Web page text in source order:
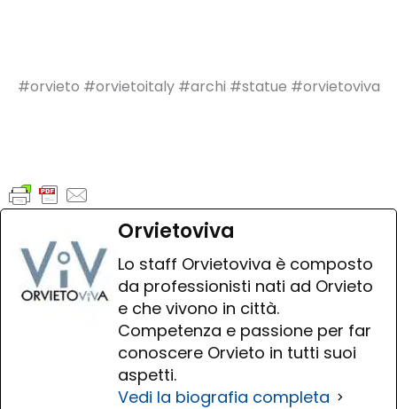
#orvieto #orvietoitaly #archi #statue #orvietoviva
Orvietoviva
Lo staff Orvietoviva è composto
da professionisti nati ad Orvieto
e che vivono in città.
Competenza e passione per far
conoscere Orvieto in tutti suoi
aspetti.
Vedi la biografia completa